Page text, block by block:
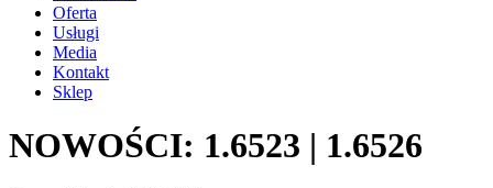
Oferta
Usługi
Media
Kontakt
Sklep
NOWOŚCI: 1.6523 | 1.6526